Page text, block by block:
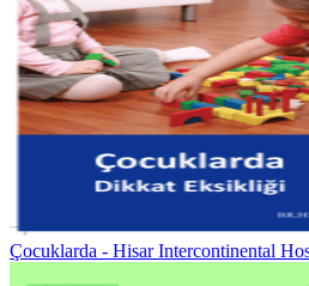
Çocuklarda - Hisar Intercontinental